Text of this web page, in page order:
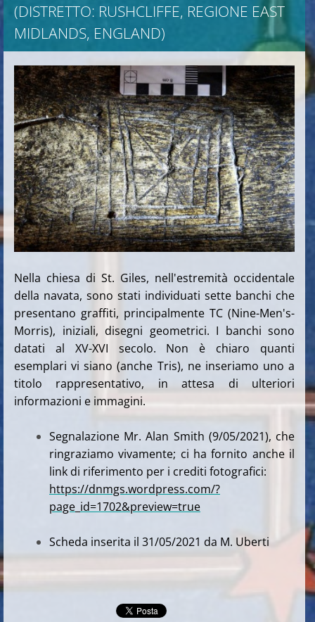
(DISTRETTO: RUSHCLIFFE, REGIONE EAST
MIDLANDS, ENGLAND)
Nella chiesa di St. Giles, nell'estremità occidentale
della navata, sono stati individuati sette banchi che
presentano graffiti, principalmente TC (Nine-Men's-
Morris), iniziali, disegni geometrici. I banchi sono
datati al XV-XVI secolo. Non è chiaro quanti
esemplari vi siano (anche Tris), ne inseriamo uno a
titolo rappresentativo, in attesa di ulteriori
informazioni e immagini.
Segnalazione Mr. Alan Smith (9/05/2021), che
ringraziamo vivamente; ci ha fornito anche il
link di riferimento per i crediti fotografici:
https://dnmgs.wordpress.com/?
page_id=1702&preview=true
Scheda inserita il 31/05/2021 da M. Uberti